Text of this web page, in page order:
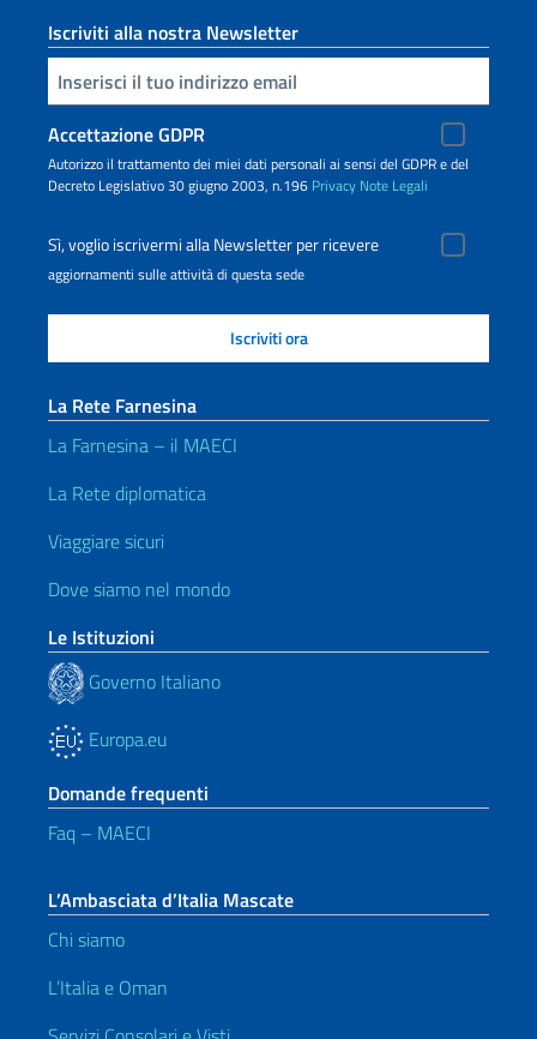
Iscriviti alla nostra Newsletter
Inserisci la tua email
Accettazione GDPR
Autorizzo il trattamento dei miei dati personali ai sensi del GDPR e del
Decreto Legislativo 30 giugno 2003, n.196 Privacy Note Legali
Sì, voglio iscrivermi alla Newsletter per ricevere
aggiornamenti sulle attività di questa sede
La Rete Farnesina
La Farnesina – il MAECI
La Rete diplomatica
Viaggiare sicuri
Dove siamo nel mondo
Le Istituzioni
Governo Italiano
Europa.eu
Domande frequenti
Faq – MAECI
L’Ambasciata d’Italia Mascate
Chi siamo
L’Italia e Oman